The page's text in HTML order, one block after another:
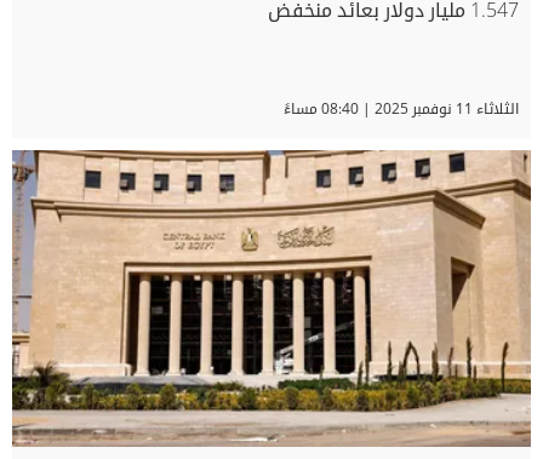
1.547 مليار دولار بعائد منخفض
الثلاثاء 11 نوفمبر 2025 | 08:40 مساءً